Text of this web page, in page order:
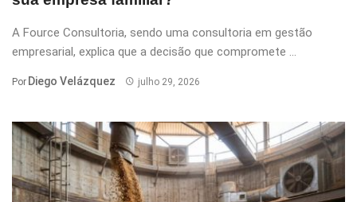
A Fource Consultoria, sendo uma consultoria em gestão
empresarial, explica que a decisão que compromete ...
Por Diego Velázquez julho 29, 2026